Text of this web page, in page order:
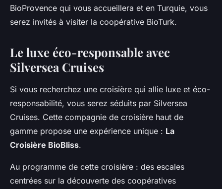
BioProvence qui vous accueillera et en Turquie, vous
serez invités à visiter la coopérative BioTurk.
Le luxe éco-responsable avec
Silversea Cruises
Si vous recherchez une croisière qui allie luxe et éco-
responsabilité, vous serez séduits par Silversea
Cruises. Cette compagnie de croisière haut de
gamme propose une expérience unique : La
Croisière BioBliss.
Au programme de cette croisière : des escales
centrées sur la découverte des coopératives